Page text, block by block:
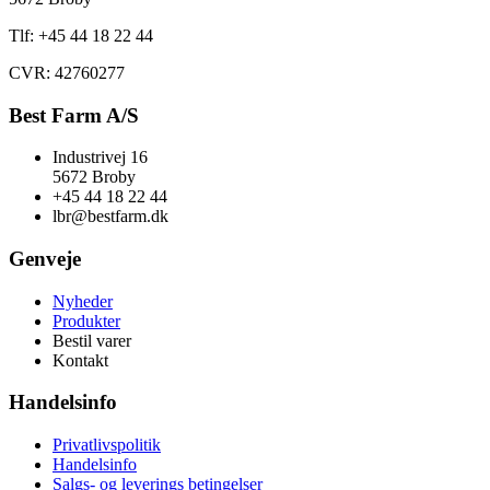
Tlf: +45 44 18 22 44
CVR: 42760277
Best Farm A/S
Industrivej 16
5672 Broby
+45 44 18 22 44
lbr@bestfarm.dk
Genveje
Nyheder
Produkter
Bestil varer
Kontakt
Handelsinfo
Privatlivspolitik
Handelsinfo
Salgs- og leverings betingelser